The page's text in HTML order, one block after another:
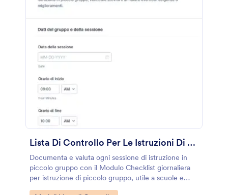
Lista Di Controllo Per Le Istruzioni Di Gruppo Piccolo
Documenta e valuta ogni sessione di istruzione in
piccolo gruppo con il Modulo Checklist giornaliera
per istruzione di piccolo gruppo, utile a scuole e
centri formativi per standardizzare la raccolta dati e